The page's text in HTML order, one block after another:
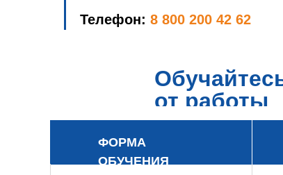
Телефон: 8 800 200 42 62
от работы
ФОРМА
ОБУЧЕНИЯ